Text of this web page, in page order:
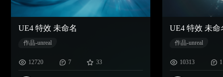
UE4 特效 未命名
作品-unreal
12720 7 33
UE4 特效 未命
作品-unreal
10313